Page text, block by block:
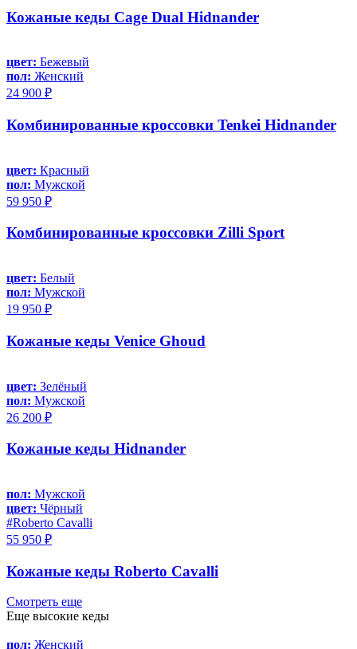
Кожаные кеды Cage Dual Hidnander
цвет: Бежевый
пол: Женский
24 900 ₽
Комбинированные кроссовки Tenkei Hidnander
цвет: Красный
пол: Мужской
59 950 ₽
Комбинированные кроссовки Zilli Sport
цвет: Белый
пол: Мужской
19 950 ₽
Кожаные кеды Venice Ghoud
цвет: Зелёный
пол: Мужской
26 200 ₽
Кожаные кеды Hidnander
пол: Мужской
цвет: Чёрный
#Roberto Cavalli
55 950 ₽
Кожаные кеды Roberto Cavalli
Смотреть еще
Еще высокие кеды
пол: Женский